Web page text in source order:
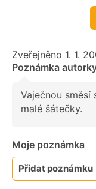
Zveřejněno 1. 1.
Poznámka
Vaječnou směsí
malé šátečky.
Moje poznámka
Přidat poznámku